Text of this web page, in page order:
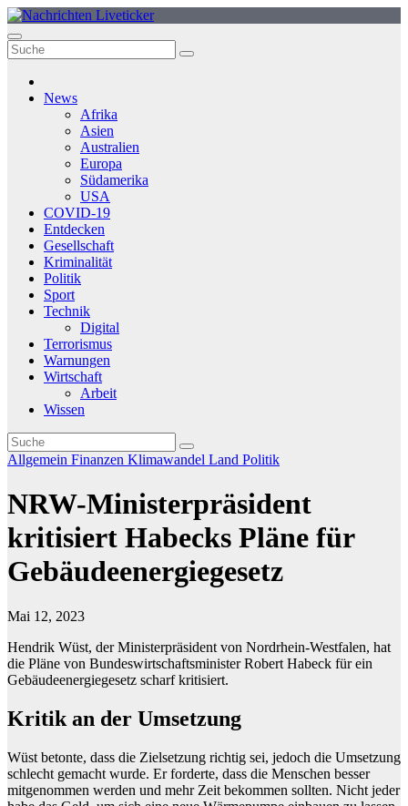
Zum
Inhalt
springen
News
Afrika
Asien
Australien
Europa
Südamerika
USA
COVID-19
Entdecken
Gesellschaft
Kriminalität
Politik
Sport
Technik
Digital
Terrorismus
Warnungen
Wirtschaft
Arbeit
Wissen
Allgemein Finanzen Klimawandel Land Politik
NRW-Ministerpräsident
kritisiert Habecks Pläne für
Gebäudeenergiegesetz
Mai 12, 2023
Hendrik Wüst, der Ministerpräsident von Nordrhein-Westfalen, hat
die Pläne von Bundeswirtschaftsminister Robert Habeck für ein
Gebäudeenergiegesetz scharf kritisiert.
Kritik an der Umsetzung
Wüst betonte, dass die Zielsetzung richtig sei, jedoch die Umsetzung
schlecht gemacht wurde. Er forderte, dass die Menschen besser
mitgenommen werden und mehr Zeit bekommen sollten. Nicht jeder